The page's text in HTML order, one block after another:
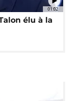
01:02
élu à la